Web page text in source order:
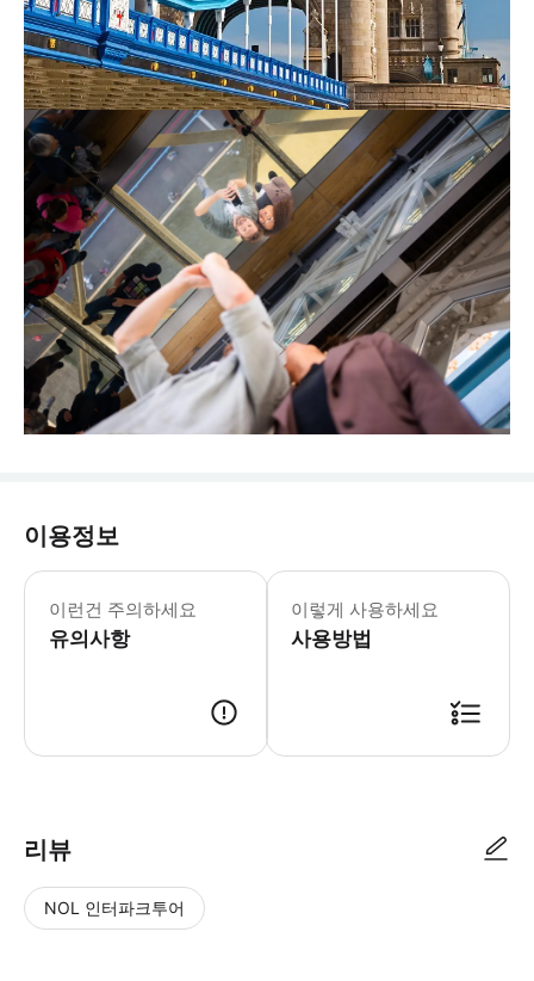
이용정보
이런건 주의하세요
유의사항
워크웨이에서 탁 트인 파노라마 전망
타워 브리지 월요일-일요일: 09:30-
* 런던 타워 브리지의 역사에 관해
- Tips:
이렇게 사용하세요
사용방법
리뷰
NOL 인터파크투어